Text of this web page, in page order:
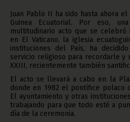
Juan Pablo II ha sido hasta ahora
Guinea Ecuatorial. Por eso,
multitudinario acto que se celebró
en El Vaticano, la iglesia
instituciones del País, ha
servicio religioso para recordarle y
XXIII, recientemente también
El acto se llevará a cabo en la
donde en 1982 el pontífice polaco
El ayuntamiento y otras
trabajando para que todo esté a
día de la ceremonia.